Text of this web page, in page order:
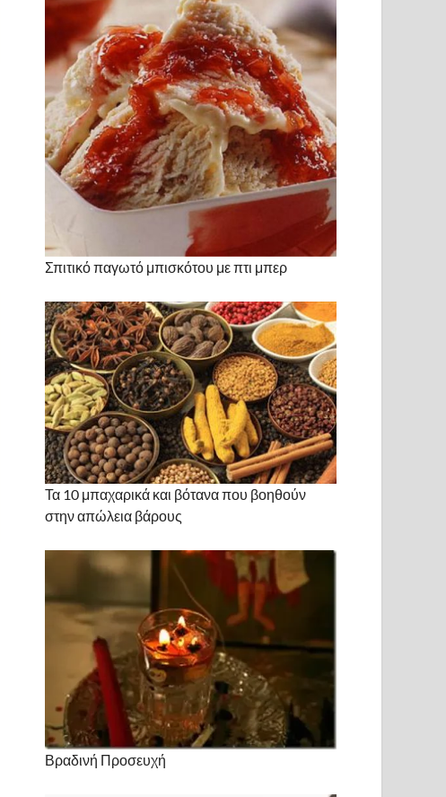
Σπιτικό παγωτό μπισκότου με πτι μπερ
Τα 10 μπαχαρικά και βότανα που βοηθούν
στην απώλεια βάρους
Βραδινή Προσευχή